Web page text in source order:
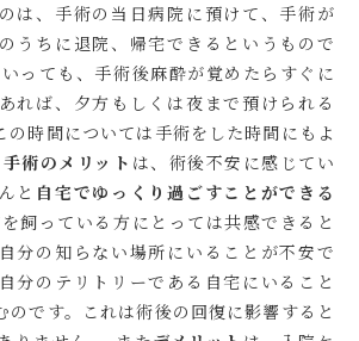
は、手術の当日病院に預けて、手術が
うちに退院、帰宅できるというもので
っても、手術後麻酔が覚めたらすぐに
れば、夕方もしくは夜まで預けられる
の時間については手術をした時間にもよ
術のメリット は、術後不安に感じてい
と 自宅でゆっくり過ごすことができる
飼っている方にとっては共感できると
分の知らない場所にいることが不安で
分のテリトリーである自宅にいること
のです。これは術後の回復に影響すると